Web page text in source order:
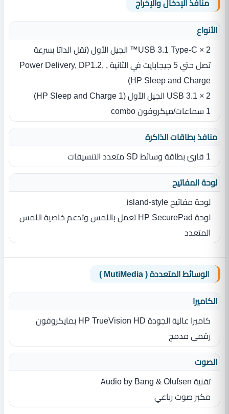
منافذ الإدخال والإخراج
الأنواع
2 × USB 3.1 Type-C™ الجيل الأول (نقل الداتا بسرعة
تصل حتي 5 جيجابايت في الثانية , Power Delivery, DP1.2,
HP Sleep and Charge)
2 × USB 3.1 الجيل الأول (1 HP Sleep and Charge)
1 سماعات/ميكروفون combo
منافذ بطاقات الذاكرة
1 قارئ بطاقة وسائط SD متعدد التنسيقات
لوحة المفاتيح
لوحة مفاتيح island‎-style
لوحة HP SecurePad تعمل باللمس وتدعم خاصية اللمس
المتعدد
الوسائط المتعددة ( MutiMedia )
الكاميرا
كاميرا عالية الجودة HP TrueVision HD بمايكروفون
رقمى مدمج
الصوت
تقنية Audio by Bang & Olufsen
مكبر صوت رباعي